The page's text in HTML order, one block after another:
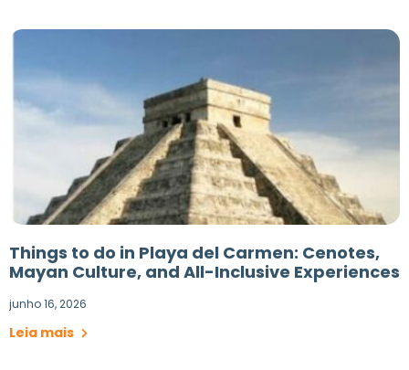
Things to do in Playa del Carmen: Cenotes,
Mayan Culture, and All-Inclusive Experiences
junho 16, 2026
Leia mais